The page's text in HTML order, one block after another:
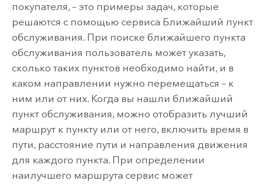
покупателя, – это примеры задач, которые
решаются с помощью сервиса Ближайший пункт
обслуживания. При поиске ближайшего пункта
обслуживания пользователь может указать,
сколько таких пунктов необходимо найти, и в
каком направлении нужно перемещаться – к
ним или от них. Когда вы нашли ближайший
пункт обслуживания, можно отобразить лучший
маршрут к пункту или от него, включить время в
пути, расстояние пути и направления движения
для каждого пункта. При определении
наилучшего маршрута сервис может